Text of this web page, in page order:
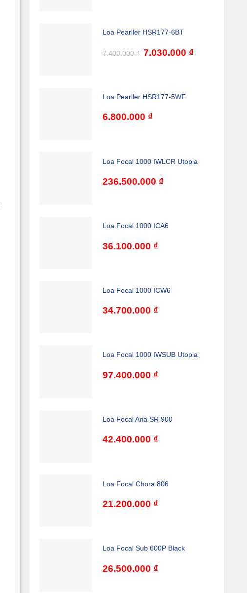
Loa Pearller HSR177-6BT
7.400.000₫ Giá
gốc
7.030.000 ₫
Loa Pearller HSR177-5WF
6.800.000 ₫
Loa Focal 1000 IWLCR Utopia
236.500.000 ₫
Loa Focal 1000 ICA6
36.100.000 ₫
Loa Focal 1000 ICW6
34.700.000 ₫
​Loa Focal 1000 IWSUB Utopia
97.400.000 ₫
Loa Focal Aria SR 900
42.400.000 ₫
Loa Focal Chora 806
21.200.000 ₫
Loa Focal Sub 600P Black
26.500.000 ₫